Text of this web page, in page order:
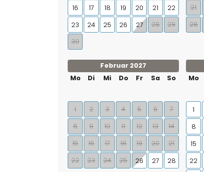
16
17 18 19 20 21
22
23
24 25 26 27 28
29
30
21
28
Februar 2027
Mo
Di Mi Do Fr Sa So
1 2 3 4 5 6
7
8
9 10 11 12 13
14
15
16 17 18 19 20
21
22
23 24 25 26 27 28
Mo
1
8
15
22